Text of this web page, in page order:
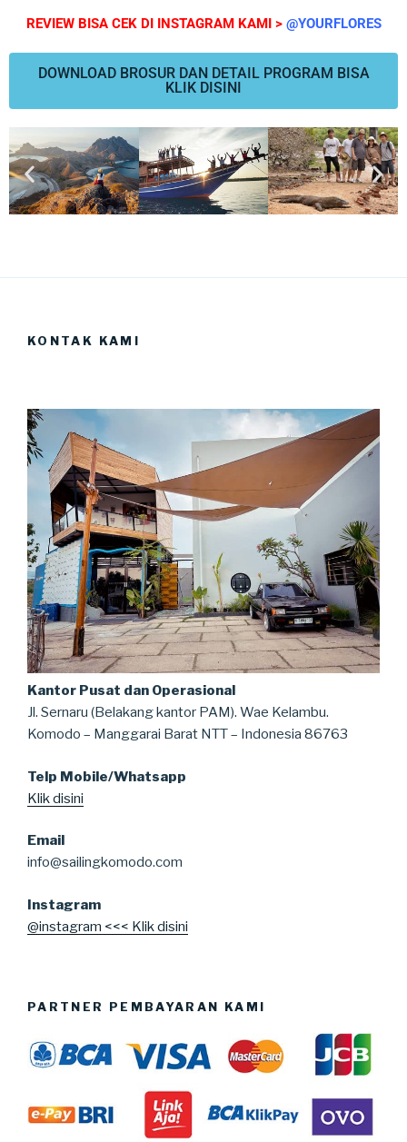
REVIEW BISA CEK DI INSTAGRAM KAMI > @YOURFLORES
DOWNLOAD BROSUR DAN DETAIL PROGRAM BISA
KLIK DISINI
KONTAK KAMI
Kantor Pusat dan Operasional
Jl. Sernaru (Belakang kantor PAM). Wae Kelambu.
Komodo – Manggarai Barat NTT – Indonesia 86763
Telp Mobile/Whatsapp
Klik disini
Email
info@sailingkomodo.com
Instagram
@instagram <<< Klik disini
PARTNER PEMBAYARAN KAMI